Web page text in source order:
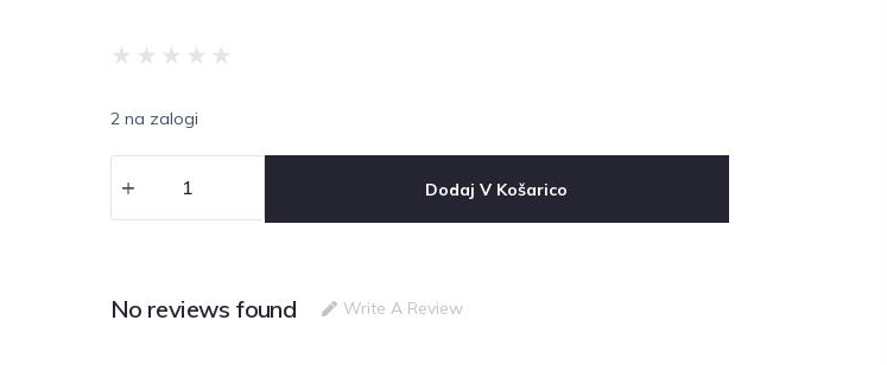
★ ★ ★ ★ ★
2 na zalogi
Dodaj V Košarico
No reviews found Write A Review